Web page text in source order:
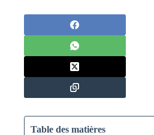
Table des matières